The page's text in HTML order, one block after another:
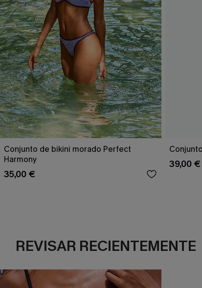
Conjunto de bikini morado Perfect
Harmony
35,00 €
39,00 €
REVISAR RECIENTEMENTE